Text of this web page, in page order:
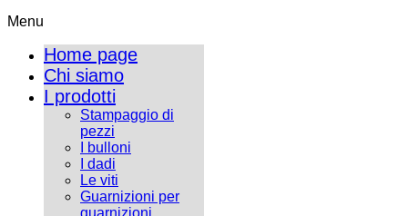
Menu
Home page
Chi siamo
I prodotti
Stampaggio di
pezzi
I bulloni
I dadi
Le viti
Guarnizioni per